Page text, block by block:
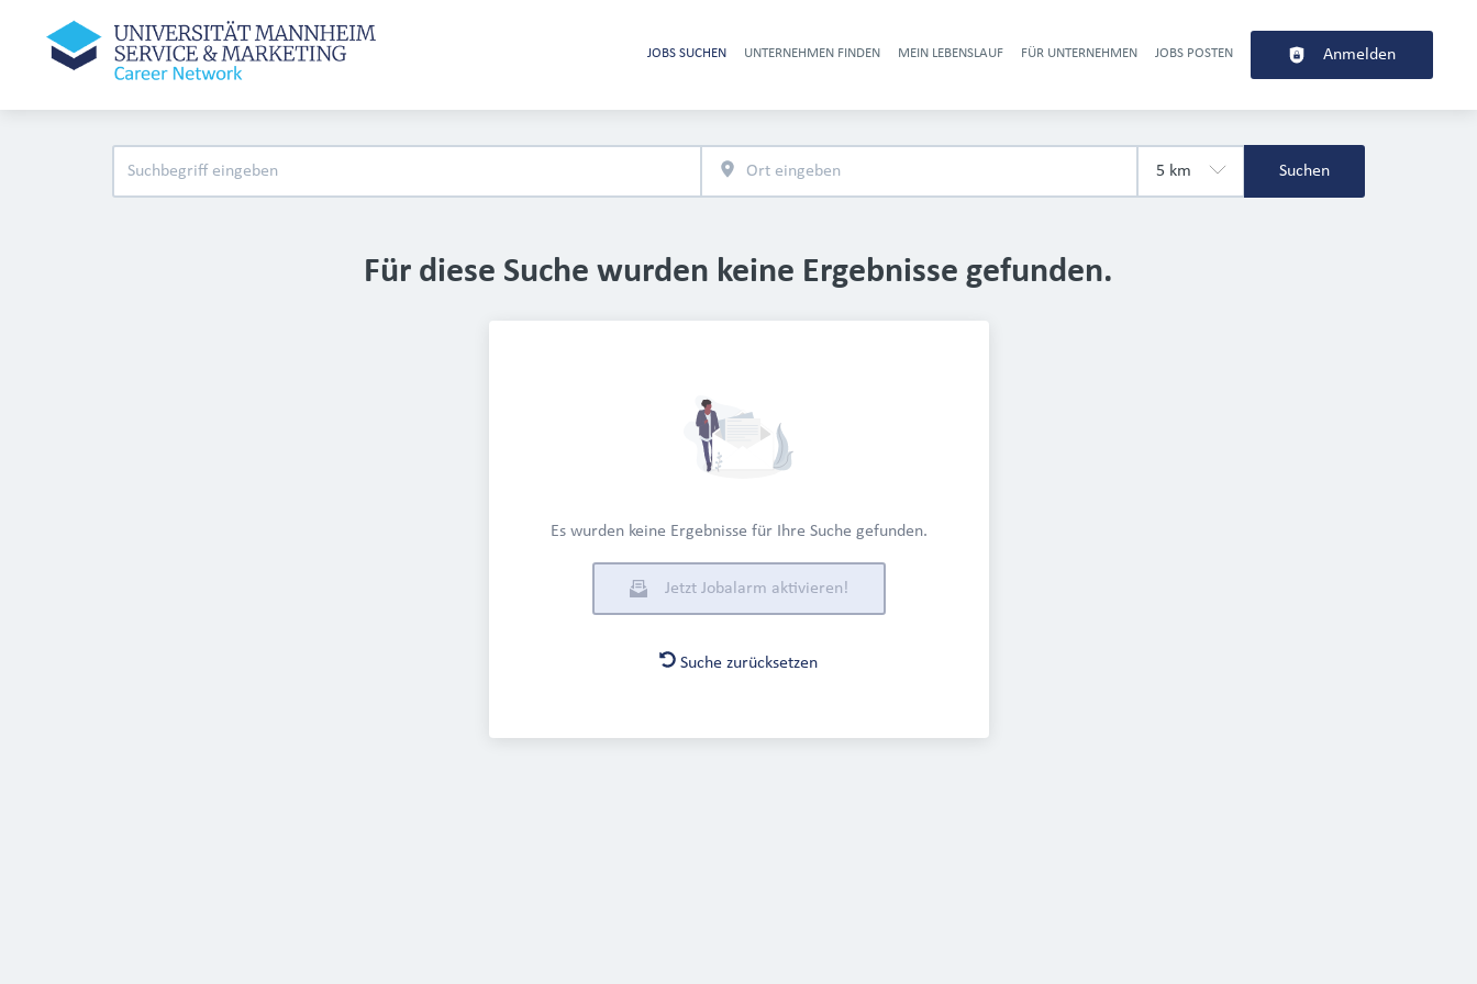
JOBS SUCHEN UNTERNEHMEN FINDEN MEIN LEBENSLAUF FÜR UNTERNEHMEN JOBS POSTEN Anmelden
Suchen
Für diese Suche wurden keine Ergebnisse gefunden.
Es wurden keine Ergebnisse für Ihre Suche gefunden.
Jetzt Jobalarm aktivieren!
Suche zurücksetzen